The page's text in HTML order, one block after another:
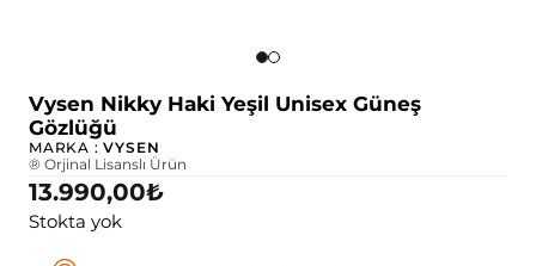
Vysen Nikky Haki Yeşil Unisex Güneş
Gözlüğü
MARKA :VYSEN
® Orjinal Lisanslı Ürün
13.990,00₺
Stokta yok